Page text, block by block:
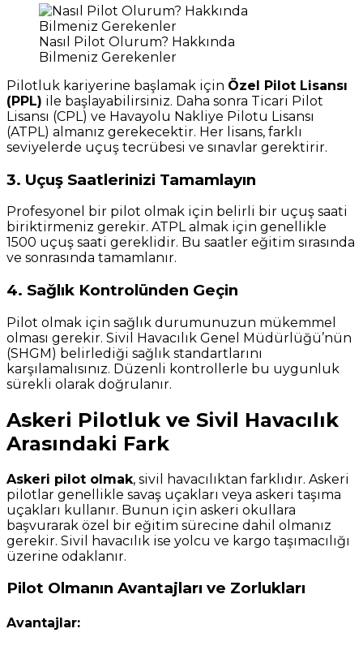
Nasıl Pilot Olurum? Hakkında
Bilmeniz Gerekenler
Pilotluk kariyerine başlamak için Özel Pilot Lisansı
(PPL) ile başlayabilirsiniz. Daha sonra Ticari Pilot
Lisansı (CPL) ve Havayolu Nakliye Pilotu Lisansı
(ATPL) almanız gerekecektir. Her lisans, farklı
seviyelerde uçuş tecrübesi ve sınavlar gerektirir.
3. Uçuş Saatlerinizi Tamamlayın
Profesyonel bir pilot olmak için belirli bir uçuş saati
biriktirmeniz gerekir. ATPL almak için genellikle
1500 uçuş saati gereklidir. Bu saatler eğitim sırasında
ve sonrasında tamamlanır.
4. Sağlık Kontrolünden Geçin
Pilot olmak için sağlık durumunuzun mükemmel
olması gerekir. Sivil Havacılık Genel Müdürlüğü’nün
(SHGM) belirlediği sağlık standartlarını
karşılamalısınız. Düzenli kontrollerle bu uygunluk
sürekli olarak doğrulanır.
Askeri Pilotluk ve Sivil Havacılık
Arasındaki Fark
Askeri pilot olmak, sivil havacılıktan farklıdır. Askeri
pilotlar genellikle savaş uçakları veya askeri taşıma
uçakları kullanır. Bunun için askeri okullara
başvurarak özel bir eğitim sürecine dahil olmanız
gerekir. Sivil havacılık ise yolcu ve kargo taşımacılığı
üzerine odaklanır.
Pilot Olmanın Avantajları ve Zorlukları
Avantajlar: